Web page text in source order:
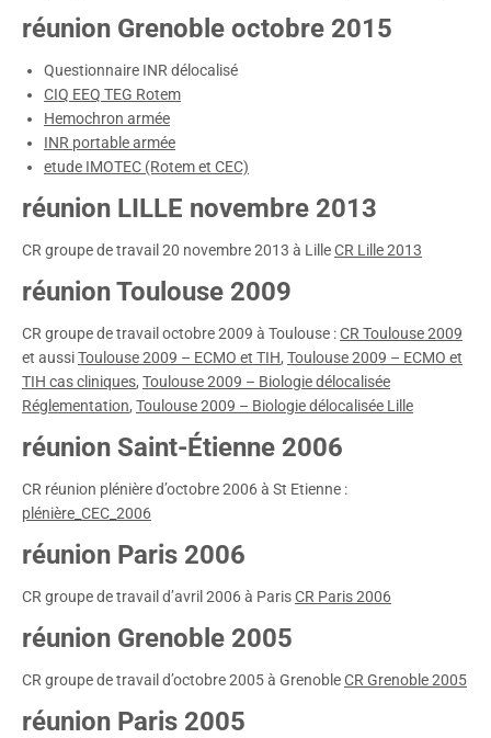
réunion Grenoble octobre 2015
Questionnaire INR délocalisé
CIQ EEQ TEG Rotem
Hemochron armée
INR portable armée
etude IMOTEC (Rotem et CEC)
réunion LILLE novembre 2013
CR groupe de travail 20 novembre 2013 à LilleCR Lille 2013
réunion Toulouse 2009
CR groupe de travail octobre 2009 à Toulouse :CR Toulouse 2009
et aussiToulouse 2009 – ECMO et TIH, Toulouse 2009 – ECMO et
TIH cas cliniques, Toulouse 2009 – Biologie délocalisée
Réglementation, Toulouse 2009 – Biologie délocalisée Lille
réunion Saint-Étienne 2006
CR réunion plénière d’octobre 2006 à St Etienne :
plénière_CEC_2006
réunion Paris 2006
CR groupe de travail d’avril 2006 à ParisCR Paris 2006
réunion Grenoble 2005
CR groupe de travail d’octobre 2005 à GrenobleCR Grenoble 2005
réunion Paris 2005